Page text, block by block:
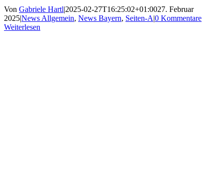
Von Gabriele Hartl|2025-02-27T16:25:02+01:0027. Februar
2025|News Allgemein, News Bayern, Seiten-A|0 Kommentare
Weiterlesen